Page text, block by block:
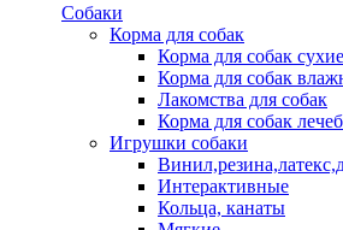
Собаки
Корма для собак
Корма для собак сухие
Корма для собак
Лакомства для собак
Корма для собак
Игрушки собаки
Интерактивные
Кольца, канаты